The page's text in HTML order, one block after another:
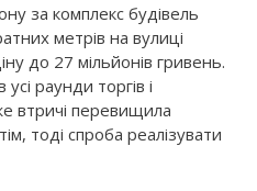
за комплекс будівель
метрів на вулиці
до 27 мільйонів гривень.
раунди торгів і
втричі перевищила
тоді спроба реалізувати